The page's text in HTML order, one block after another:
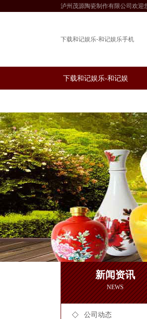
泸州茂源陶瓷制作有限公司欢迎
下载和记娱乐-和记娱乐手机
下载和记娱乐-和记娱
新闻资讯
NEWS
公司动态